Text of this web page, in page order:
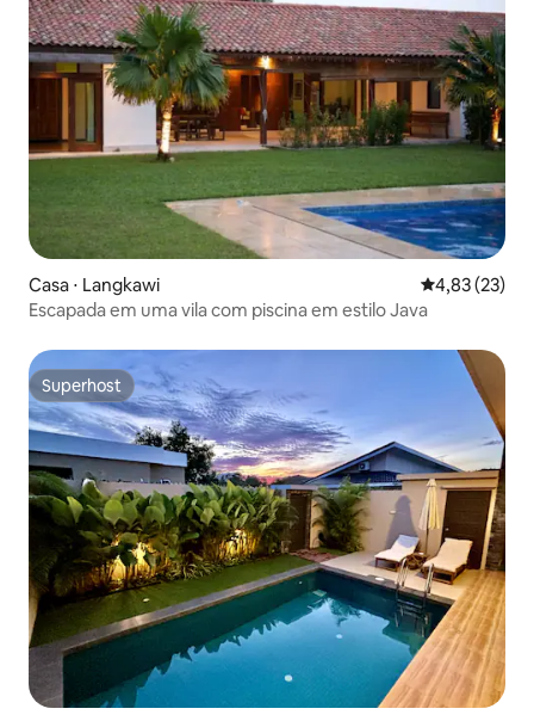
Casa ⋅ Langkawi 4,83 de uma
4,83 (23)
Escapada em uma vila com piscina em estilo Java
Superhost
Superhost